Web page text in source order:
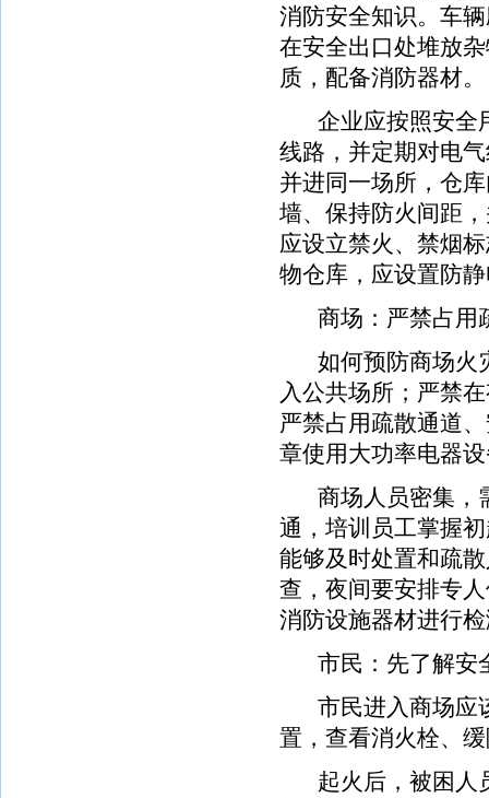
消防安全知识。车
在安全出口处堆放
质，配备消防器材。
企业应按照安全
线路，并定期对电
并进同一场所，仓
墙、保持防火间距
应设立禁火、禁烟
物仓库，应设置防
商场：严禁占用
如何预防商场火
入公共场所；严禁
严禁占用疏散通道
章使用大功率电器
商场人员密集，
通，培训员工掌握
能够及时处置和疏
查，夜间要安排专
消防设施器材进行
市民：先了解安
市民进入商场应
置，查看消火栓、
起火后，被困人